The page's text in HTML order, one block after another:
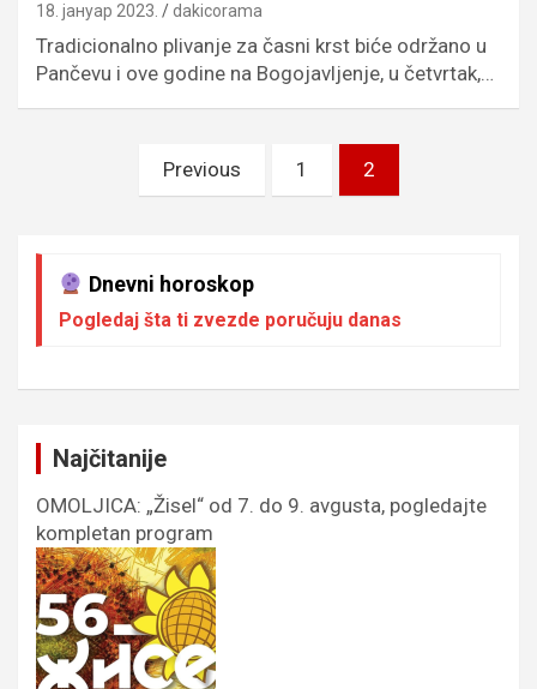
18. јануар 2023. dakicorama
Tradicionalno plivanje za časni krst biće održano u
Pančevu i ove godine na Bogojavljenje, u četvrtak,…
ПагинацијаPrevious 1 2
Dnevni horoskop
Pogledaj šta ti zvezde poručuju danas
Najčitanije
OMOLJICA: „Žisel“ od 7. do 9. avgusta, pogledajte
kompletan program